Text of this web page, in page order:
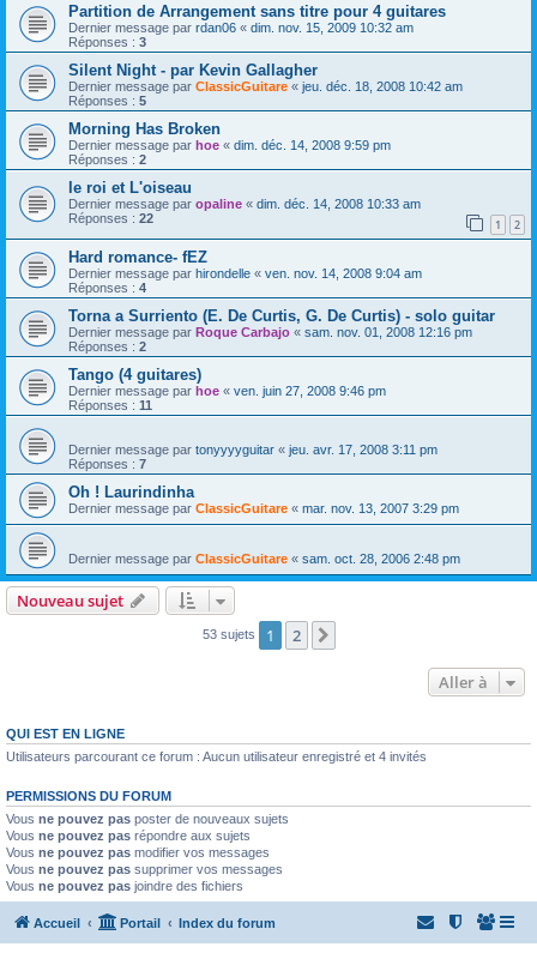
Partition de Arrangement sans titre pour 4 guitares
Dernier message par rdan06 « dim. nov. 15, 2009 10:32 am
Réponses : 3
Silent Night - par Kevin Gallagher
Dernier message par ClassicGuitare « jeu. déc. 18, 2008 10:42 am
Réponses : 5
Morning Has Broken
Dernier message par hoe « dim. déc. 14, 2008 9:59 pm
Réponses : 2
le roi et L'oiseau
Dernier message par opaline « dim. déc. 14, 2008 10:33 am
Réponses : 22 1 2
Hard romance- fEZ
Dernier message par hirondelle « ven. nov. 14, 2008 9:04 am
Réponses : 4
Torna a Surriento (E. De Curtis, G. De Curtis) - solo guitar
Dernier message par Roque Carbajo « sam. nov. 01, 2008 12:16 pm
Réponses : 2
Tango (4 guitares)
Dernier message par hoe « ven. juin 27, 2008 9:46 pm
Réponses : 11
Dernier message par tonyyyyguitar « jeu. avr. 17, 2008 3:11 pm
Réponses : 7
Oh ! Laurindinha
Dernier message par ClassicGuitare « mar. nov. 13, 2007 3:29 pm
Dernier message par ClassicGuitare « sam. oct. 28, 2006 2:48 pm
Nouveau sujet
53 sujets 1 2
Aller à
QUI EST EN LIGNE
Utilisateurs parcourant ce forum : Aucun utilisateur enregistré et 4 invités
PERMISSIONS DU FORUM
Vous ne pouvez pas poster de nouveaux sujets
Vous ne pouvez pas répondre aux sujets
Vous ne pouvez pas modifier vos messages
Vous ne pouvez pas supprimer vos messages
Vous ne pouvez pas joindre des fichiers
Accueil Portail Index du forum